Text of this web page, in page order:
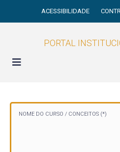
ACESSIBILIDADE
PORTAL
NOME DO CURSO / CONCEITOS (*)